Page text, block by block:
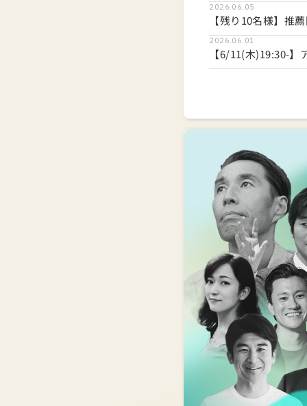
2026.06.05
2026.06.01
講
3ヶ月でビジ
第一線の起
社会課題に向